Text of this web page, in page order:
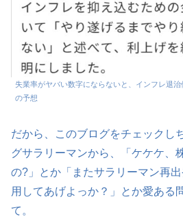
失業率がヤバい数字にならないと、インフレ退
の予想
だから、このブログをチェックし
グサラリーマンから、「ケケケ、
の?」とか「またサラリーマン再
用してあげよっか？」とか愛ある
て。